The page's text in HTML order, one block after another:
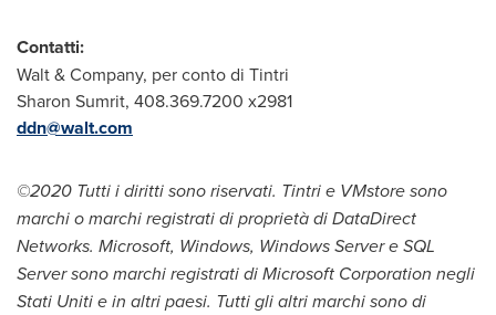
Contatti:
Walt & Company, per conto di Tintri
Sharon Sumrit, 408.369.7200 x2981
ddn@walt.com
©2020 Tutti i diritti sono riservati. Tintri e VMstore sono
marchi o marchi registrati di proprietà di DataDirect
Networks. Microsoft, Windows, Windows Server e SQL
Server sono marchi registrati di Microsoft Corporation negli
Stati Uniti e in altri paesi. Tutti gli altri marchi sono di